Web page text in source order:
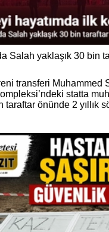
Salah yaklaşık 30 bin
transferi Muhammed
statta
taraftar önünde 2 yıllık